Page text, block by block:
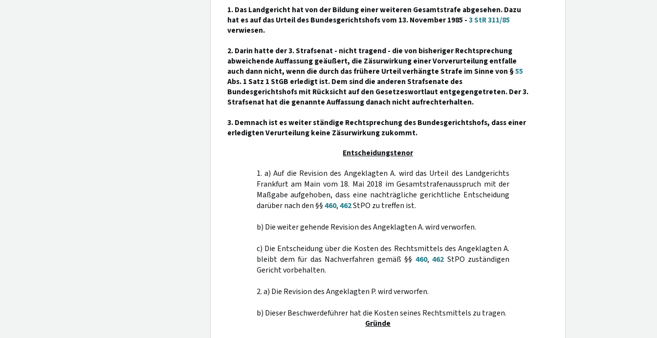
1. Das Landgericht hat von der Bildung einer weiteren Gesamtstrafe abgesehen. Dazu
hat es auf das Urteil des Bundesgerichtshofs vom 13. November 1985 -3 StR 311/85
verwiesen.
2. Darin hatte der 3. Strafsenat - nicht tragend - die von bisheriger Rechtsprechung
abweichende Auffassung geäußert, die Zäsurwirkung einer Vorverurteilung entfalle
auch dann nicht, wenn die durch das frühere Urteil verhängte Strafe im Sinne von §55
Abs. 1 Satz 1 StGB erledigt ist. Dem sind die anderen Strafsenate des
Bundesgerichtshofs mit Rücksicht auf den Gesetzeswortlaut entgegengetreten. Der 3.
Strafsenat hat die genannte Auffassung danach nicht aufrechterhalten.
3. Demnach ist es weiter ständige Rechtsprechung des Bundesgerichtshofs, dass einer
erledigten Verurteilung keine Zäsurwirkung zukommt.
Entscheidungstenor
1. a) Auf die Revision des Angeklagten A. wird das Urteil des Landgerichts
Frankfurt am Main vom 18. Mai 2018 im Gesamtstrafenausspruch mit der
Maßgabe aufgehoben, dass eine nachträgliche gerichtliche Entscheidung
darüber nach den §§460,462StPO zu treffen ist.
b) Die weiter gehende Revision des Angeklagten A. wird verworfen.
c) Die Entscheidung über die Kosten des Rechtsmittels des Angeklagten A.
bleibt dem für das Nachverfahren gemäß §§ 460,462 StPO zuständigen
Gericht vorbehalten.
2. a) Die Revision des Angeklagten P. wird verworfen.
b) Dieser Beschwerdeführer hat die Kosten seines Rechtsmittels zu tragen.
Gründe